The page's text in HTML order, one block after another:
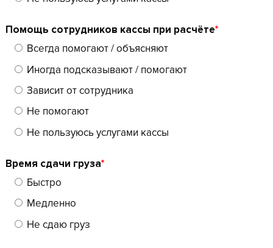
Помощь сотрудников кассы при расчёте*
Всегда помогают / объясняют
Иногда подсказывают / помогают
Зависит от сотрудника
Не помогают
Не пользуюсь услугами кассы
Время сдачи груза*
Быстро
Медленно
Не сдаю груз